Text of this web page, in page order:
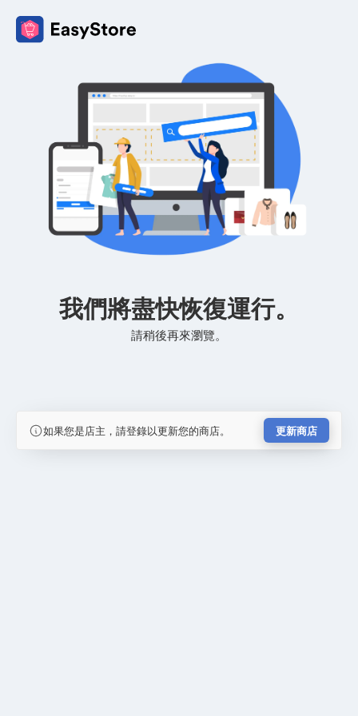
我們將盡快恢復運行。
請稍後再來瀏覽。
如果您是店主，請登錄以更新您的商店。 更新商店